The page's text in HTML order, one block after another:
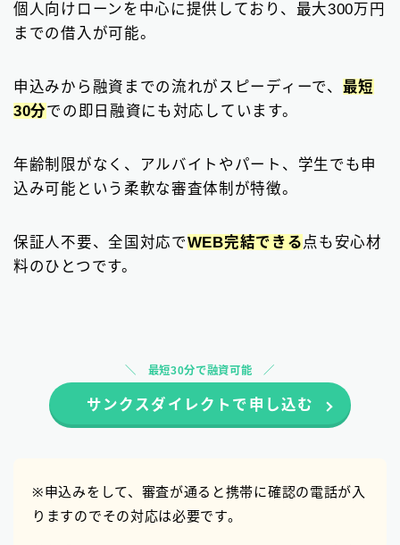
個人向けローンを中心に提供しており、最大300万円
までの借入が可能。
申込みから融資までの流れがスピーディーで、 最短
30分での即日融資にも対応しています。
年齢制限がなく、アルバイトやパート、学生でも申
込み可能という柔軟な審査体制が特徴。
保証人不要、全国対応でWEB完結できる 点も安心材
料のひとつです。
最短30分で融資可能
サンクスダイレクトで申し込む
※申込みをして、審査が通ると携帯に確認の電話が入
りますのでその対応は必要です。